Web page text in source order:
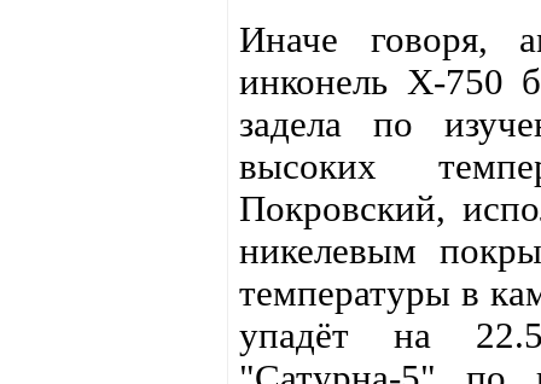
Иначе говоря,
инконель X-750
задела по
высоких
Покровский,
никелевым
температуры в
упадёт на